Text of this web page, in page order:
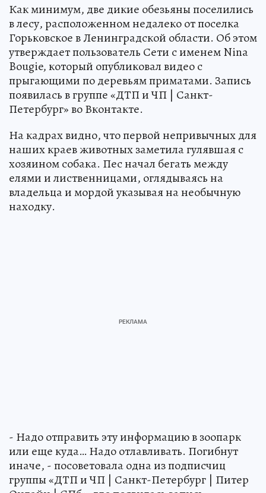
Как минимум, две дикие обезьяны поселились
в лесу, расположенном недалеко от поселка
Горьковское в Ленинградской области. Об этом
утверждает пользователь Сети с именем Nina
Bougie, который опубликовал видео с
прыгающими по деревьям приматами. Запись
появилась в группе «ДТП и ЧП | Санкт-
Петербург» во Вконтакте.
На кадрах видно, что первой непривычных для
наших краев животных заметила гулявшая с
хозяином собака. Пес начал бегать между
елями и лиственницами, оглядываясь на
владельца и мордой указывая на необычную
находку.
- Надо отправить эту информацию в зоопарк
или еще куда… Надо отлавливать. Погибнут
иначе, - посоветовала одна из подписчиц
группы «ДТП и ЧП | Санкт-Петербург | Питер